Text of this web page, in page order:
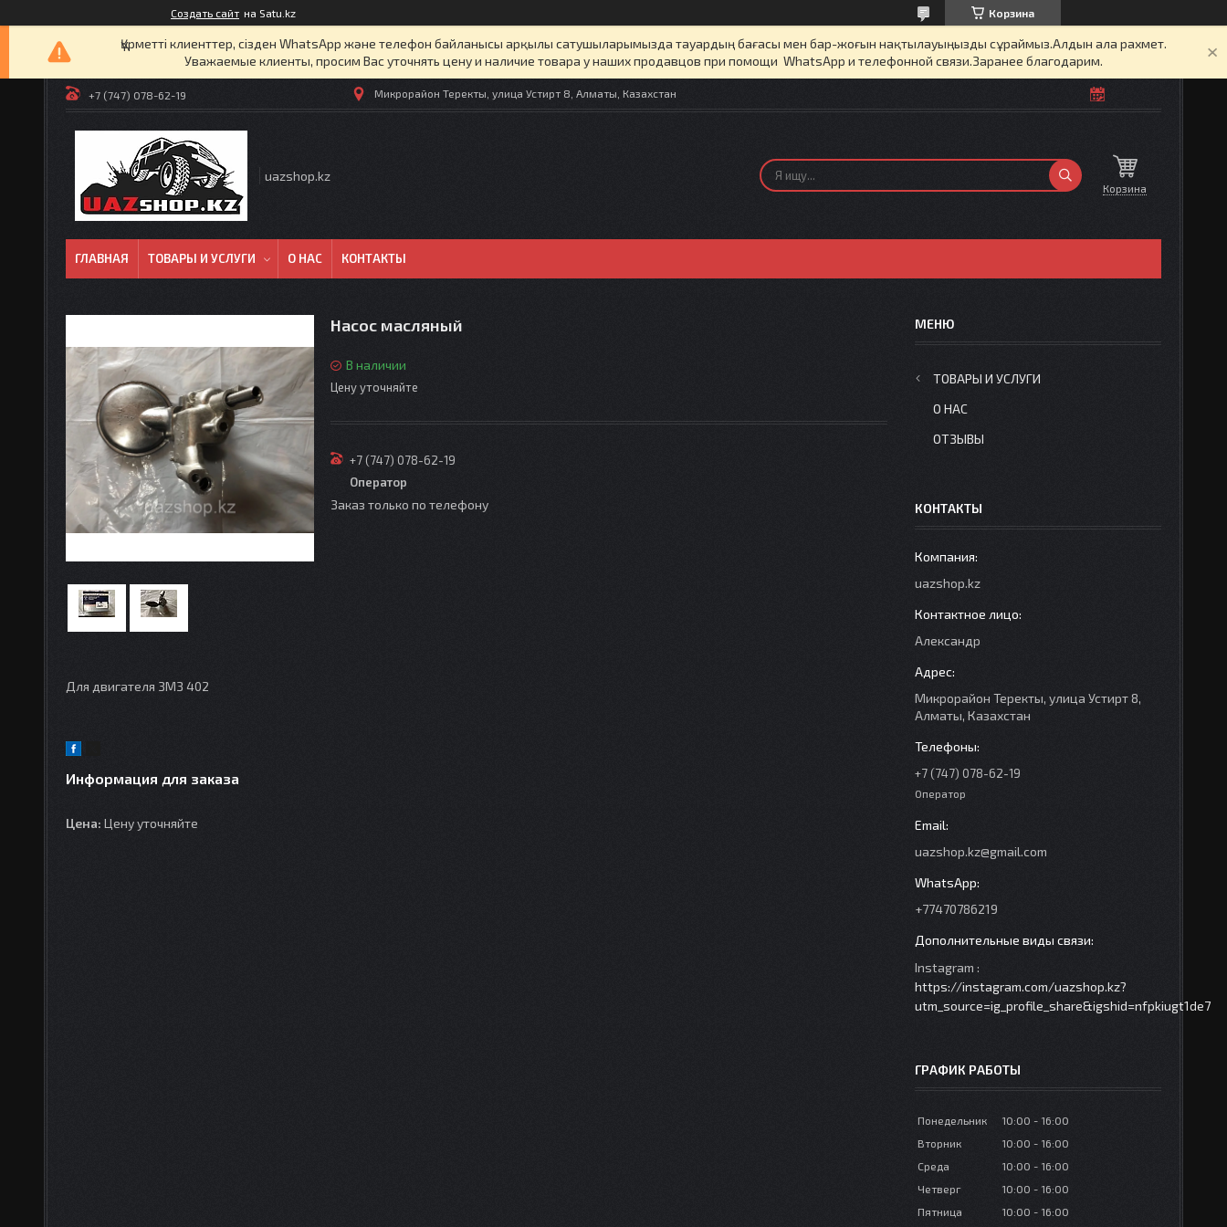
Создать сайт на Satu.kz Корзина
Құрметті клиенттер, сізден WhatsApp және телефон байланысы арқылы сатушыларымызда тауардың бағасы мен бар-жоғын нақтылауыңызды сұраймыз.Алдын ала рахмет.
Уважаемые клиенты, просим Вас уточнять цену и наличие товара у наших продавцов при помощи WhatsApp и телефонной связи.Заранее благодарим.
+7 (747) 078-62-19 Микрорайон Теректы, улица Устирт 8, Алматы, Казахстан
uazshop.kz
Корзина
ГЛАВНАЯ ТОВАРЫ И УСЛУГИ О НАС КОНТАКТЫ
Насос масляный
В наличии
Цену уточняйте
+7 (747) 078-62-19
Оператор
Заказ только по телефону
Для двигателя ЗМЗ 402
Информация для заказа
Цена: Цену уточняйте
ТОВАРЫ И УСЛУГИ
О НАС
ОТЗЫВЫ
КОНТАКТЫ
uazshop.kz
Александр
Микрорайон Теректы, улица Устирт 8,
Алматы, Казахстан
+7 (747) 078-62-19
Оператор
uazshop.kz@gmail.com
+77470786219
Instagram
https://instagram.com/uazshop.kz?
utm_source=ig_profile_share&igshid=nfpkiugt1de7
ГРАФИК РАБОТЫ
Понедельник 10:00
16:00
Вторник
10:00
16:00
Среда
10:00
16:00
Четверг
10:00
16:00
Пятница
10:00 16:00